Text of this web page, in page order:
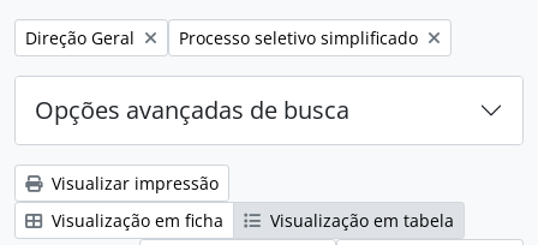
Remover filtro:
Direção Geral Remover filtro:
Processo seletivo simplificado
Opções avançadas de busca
Visualizar impressão
Visualização em ficha
Visualização em tabela